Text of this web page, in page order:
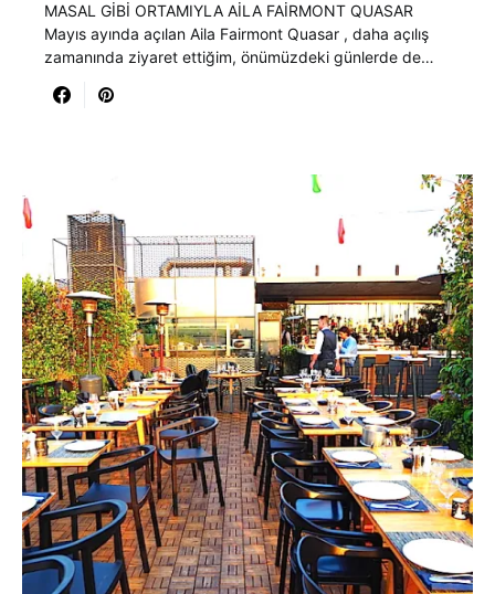
MASAL GİBİ ORTAMIYLA AİLA FAİRMONT QUASAR
Mayıs ayında açılan Aila Fairmont Quasar , daha açılış
zamanında ziyaret ettiğim, önümüzdeki günlerde de…